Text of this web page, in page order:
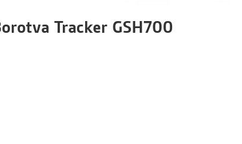
Tracker GSH700